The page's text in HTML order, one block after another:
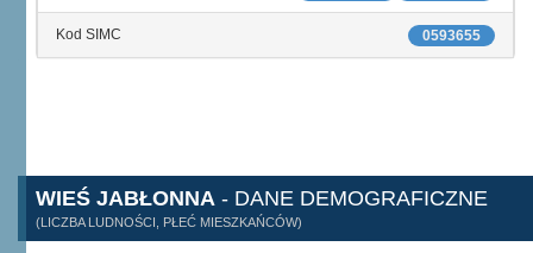
0593655
Kod SIMC
WIEŚ JABŁONNA - DANE DEMOGRAFICZNE
(LICZBA LUDNOŚCI, PŁEĆ MIESZKAŃCÓW)